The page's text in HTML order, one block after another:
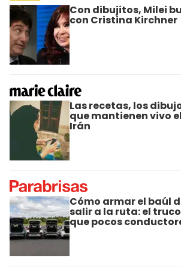
Con dibujitos, Milei
con Cristina Kirchner
Las recetas, los
que mantienen vivo
Irán
Cómo armar el baúl
salir a la ruta: el
que pocos